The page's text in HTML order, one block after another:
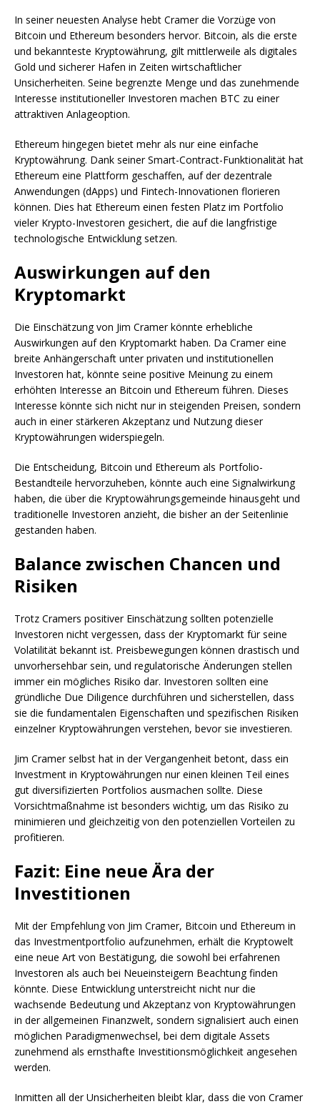
In seiner neuesten Analyse hebt Cramer die Vorzüge von
Bitcoin und Ethereum besonders hervor. Bitcoin, als die erste
und bekannteste Kryptowährung, gilt mittlerweile als digitales
Gold und sicherer Hafen in Zeiten wirtschaftlicher
Unsicherheiten. Seine begrenzte Menge und das zunehmende
Interesse institutioneller Investoren machen BTC zu einer
attraktiven Anlageoption.
Ethereum hingegen bietet mehr als nur eine einfache
Kryptowährung. Dank seiner Smart-Contract-Funktionalität hat
Ethereum eine Plattform geschaffen, auf der dezentrale
Anwendungen (dApps) und Fintech-Innovationen florieren
können. Dies hat Ethereum einen festen Platz im Portfolio
vieler Krypto-Investoren gesichert, die auf die langfristige
technologische Entwicklung setzen.
Auswirkungen auf den
Kryptomarkt
Die Einschätzung von Jim Cramer könnte erhebliche
Auswirkungen auf den Kryptomarkt haben. Da Cramer eine
breite Anhängerschaft unter privaten und institutionellen
Investoren hat, könnte seine positive Meinung zu einem
erhöhten Interesse an Bitcoin und Ethereum führen. Dieses
Interesse könnte sich nicht nur in steigenden Preisen, sondern
auch in einer stärkeren Akzeptanz und Nutzung dieser
Kryptowährungen widerspiegeln.
Die Entscheidung, Bitcoin und Ethereum als Portfolio-
Bestandteile hervorzuheben, könnte auch eine Signalwirkung
haben, die über die Kryptowährungsgemeinde hinausgeht und
traditionelle Investoren anzieht, die bisher an der Seitenlinie
gestanden haben.
Balance zwischen Chancen und
Risiken
Trotz Cramers positiver Einschätzung sollten potenzielle
Investoren nicht vergessen, dass der Kryptomarkt für seine
Volatilität bekannt ist. Preisbewegungen können drastisch und
unvorhersehbar sein, und regulatorische Änderungen stellen
immer ein mögliches Risiko dar. Investoren sollten eine
gründliche Due Diligence durchführen und sicherstellen, dass
sie die fundamentalen Eigenschaften und spezifischen Risiken
einzelner Kryptowährungen verstehen, bevor sie investieren.
Jim Cramer selbst hat in der Vergangenheit betont, dass ein
Investment in Kryptowährungen nur einen kleinen Teil eines
gut diversifizierten Portfolios ausmachen sollte. Diese
Vorsichtmaßnahme ist besonders wichtig, um das Risiko zu
minimieren und gleichzeitig von den potenziellen Vorteilen zu
profitieren.
Fazit: Eine neue Ära der
Investitionen
Mit der Empfehlung von Jim Cramer, Bitcoin und Ethereum in
das Investmentportfolio aufzunehmen, erhält die Kryptowelt
eine neue Art von Bestätigung, die sowohl bei erfahrenen
Investoren als auch bei Neueinsteigern Beachtung finden
könnte. Diese Entwicklung unterstreicht nicht nur die
wachsende Bedeutung und Akzeptanz von Kryptowährungen
in der allgemeinen Finanzwelt, sondern signalisiert auch einen
möglichen Paradigmenwechsel, bei dem digitale Assets
zunehmend als ernsthafte Investitionsmöglichkeit angesehen
werden.
Inmitten all der Unsicherheiten bleibt klar, dass die von Cramer